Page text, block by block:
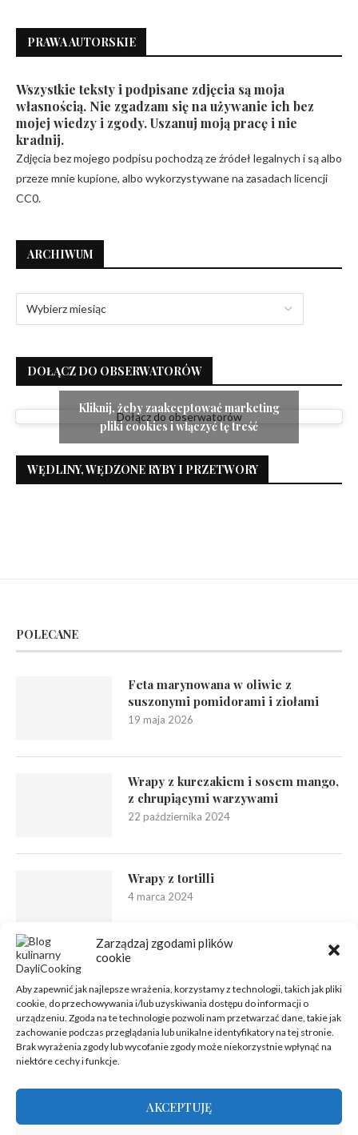
Zarządzaj zgodami plików
cookie
Aby zapewnić jak najlepsze wrażenia, korzystamy z technologii, takich jak pliki
cookie, do przechowywania i/lub uzyskiwania dostępu do informacji o
urządzeniu. Zgoda na te technologie pozwoli nam przetwarzać dane, takie jak
zachowanie podczas przeglądania lub unikalne identyfikatory na tej stronie.
Brak wyrażenia zgody lub wycofanie zgody może niekorzystnie wpłynąć na
niektóre cechy i funkcje.
AKCEPTUJĘ
PRAWA AUTORSKIE
Wszystkie teksty i podpisane zdjęcia są moja
własnością. Nie zgadzam się na używanie ich bez
mojej wiedzy i zgody. Uszanuj moją pracę i nie
kradnij.
Zdjęcia bez mojego podpisu pochodzą ze źródeł legalnych i są albo
przeze mnie kupione, albo wykorzystywane na zasadach licencji
CC0.
ARCHIWUM
DOŁĄCZ DO OBSERWATORÓW
Dołącz do obserwatorów
Kliknij, żeby zaakceptować marketing
pliki cookies i włączyć tę treść
WĘDLINY, WĘDZONE RYBY I PRZETWORY
POLECANE
Feta marynowana w oliwie z
suszonymi pomidorami i ziołami
19 maja 2026
Wrapy z kurczakiem i sosem mango,
z chrupiącymi warzywami
22 października 2024
Wrapy z tortilli
4 marca 2024